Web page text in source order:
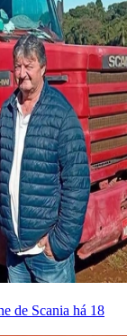
de Scania há 18